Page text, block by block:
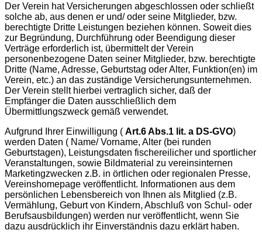
Der Verein hat Versicherungen abgeschlossen oder schließt
solche ab, aus denen er und/ oder seine Mitglieder, bzw.
berechtigte Dritte Leistungen beziehen können. Soweit dies
zur Begründung, Durchführung oder Beendigung dieser
Verträge erforderlich ist, übermittelt der Verein
personenbezogene Daten seiner Mitglieder, bzw. berechtigte
Dritte (Name, Adresse, Geburtstag oder Alter, Funktion(en) im
Verein, etc.) an das zuständige Versicherungsunternehmen.
Der Verein stellt hierbei vertraglich sicher, daß der
Empfänger die Daten ausschließlich dem
Übermittlungszweck gemäß verwendet.
Aufgrund Ihrer Einwilligung ( Art.6 Abs.1 lit. a DS-GVO)
werden Daten ( Name/ Vorname, Alter (bei runden
Geburtstagen), Leistungsdaten fischereilicher und sportlicher
Veranstaltungen, sowie Bildmaterial zu vereinsinternen
Marketingzwecken z.B. in örtlichen oder regionalen Presse,
Vereinshomepage veröffentlicht. Informationen aus dem
persönlichen Lebensbereich von Ihnen als Mitglied (z.B.
Vermählung, Geburt von Kindern, Abschluß von Schul- oder
Berufsausbildungen) werden nur veröffentlicht, wenn Sie
dazu ausdrücklich ihr Einverständnis dazu erklärt haben.